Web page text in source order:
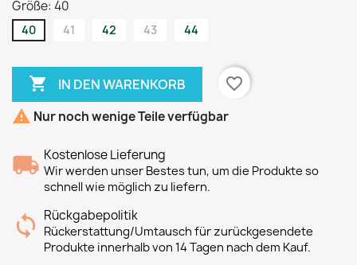
Größe: 40
40 41 42 43 44
 IN DEN WARENKORB
favorite_border
 Nur noch wenige Teile verfügbar
Kostenlose Lieferung
Wir werden unser Bestes tun, um die Produkte so
schnell wie möglich zu liefern.
Rückgabepolitik
Rückerstattung/Umtausch für zurückgesendete
Produkte innerhalb von 14 Tagen nach dem Kauf.